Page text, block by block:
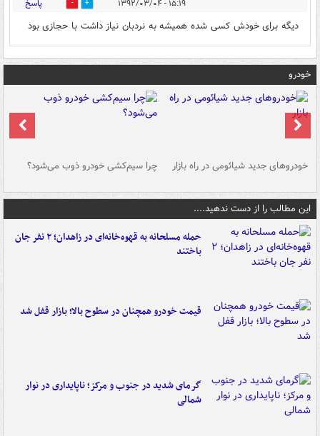
۱۵:۱۹ - ۱۳۹۲/۰۳/۰۴ 0 پاسخ
دیگه برای خودش کسی شده همیشه به نردبان نیاز داشت با حجازی بود
خودرو
خودروهای جدید شیائومی در راه بازار چرا سیم‌کشی خودرو ذوب می‌شود؟
این مطالب را از دست ندهید....
حمله مسلحانه به قهوه‌خانه‌ای در زاهدان؛ ۲ نفر جان
باختند
قیمت خودرو همچنان در سطوح بالا؛ بازار قفل شد
گرمای شدید در جنوب و مرکز؛ ناپایداری در نوار
شمالی